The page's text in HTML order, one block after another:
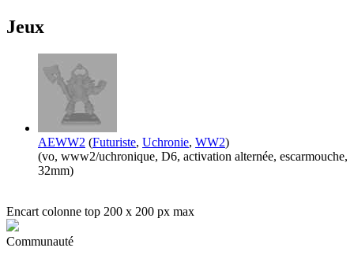
Jeux
AEWW2 (Futuriste, Uchronie, WW2)
(vo, www2/uchronique, D6, activation alternée, escarmouche,
32mm)
Encart colonne top 200 x 200 px max
Communauté